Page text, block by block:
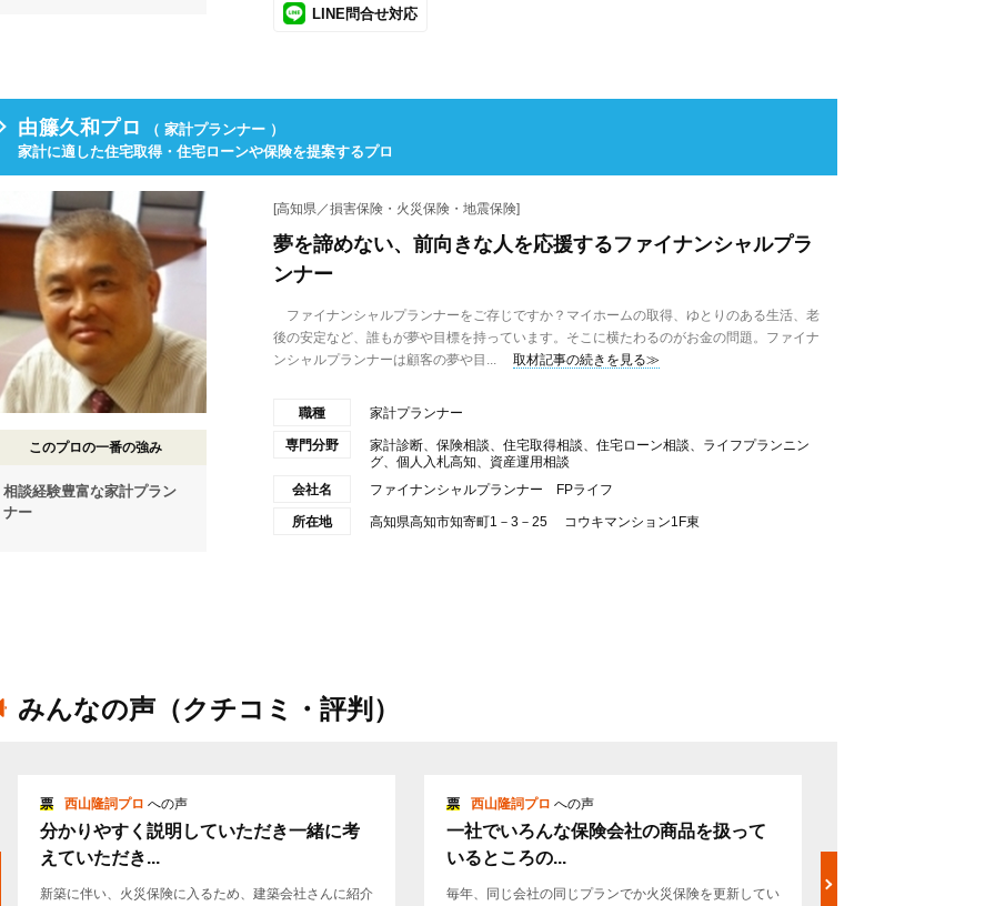
LINE問合せ対応
由籐久和プロ
（ 家計プランナー ）
家計に適した住宅取得・住宅ローンや保険を提案するプロ
このプロの一番の強み
相談経験豊富な家計プラン
ナー
[高知県／損害保険・火災保険・地震保険]
夢を諦めない、前向きな人を応援するファイナンシャルプラ
ンナー
ファイナンシャルプランナーをご存じですか？マイホームの取得、ゆとりのある生活、老
後の安定など、誰もが夢や目標を持っています。そこに横たわるのがお金の問題。ファイナ
ンシャルプランナーは顧客の夢や目...
取材記事の続きを見る≫
職種 家計プランナー
専門分野
家計診断、保険相談、住宅取得相談、住宅ローン相談、ライフプランニン
グ、個人入札高知、資産運用相談
会社名
ファイナンシャルプランナー FPライフ
所在地 高知県高知市知寄町1－3－25 コウキマンション1F東
みんなの声（クチコミ・評判）
票 西山隆詞プロ への声
分かりやすく説明していただき一緒に考
えていただき...
新築に伴い、火災保険に入るため、建築会社さんに紹介
票 西山隆詞プロ への声
一社でいろんな保険会社の商品を扱って
いるところの...
毎年、同じ会社の同じプランでか火災保険を更新してい